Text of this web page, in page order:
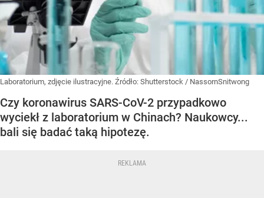
Laboratorium, zdjęcie ilustracyjne. Źródło: Shutterstock / NassornSnitwong
Czy koronawirus SARS-CoV-2 przypadkowo
wyciekł z laboratorium w Chinach? Naukowcy...
bali się badać taką hipotezę.